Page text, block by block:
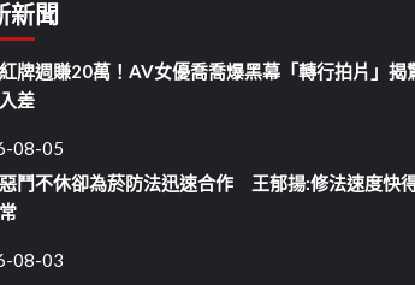
新聞
牌週賺20萬！AV女優喬喬爆黑幕「轉行拍片」揭
差
08-05
鬥不休卻為菸防法迅速合作 王郁揚:修法速度快
08-03